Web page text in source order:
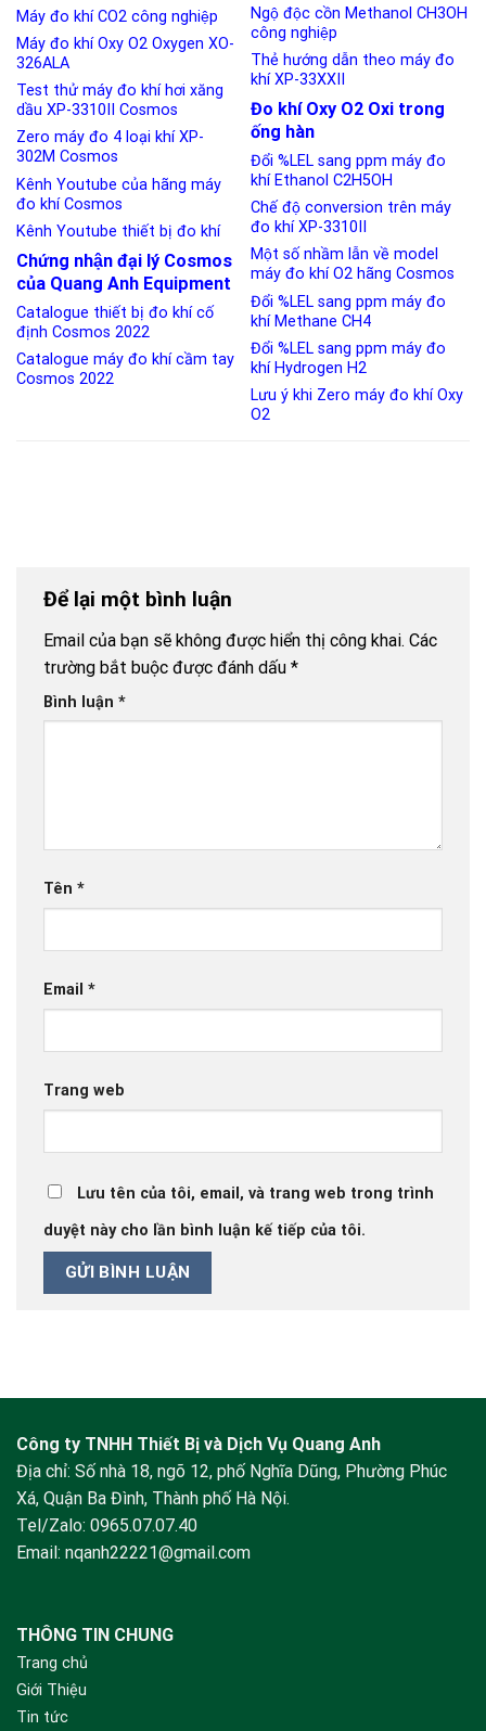
Máy đo khí CO2 công nghiệp
Máy đo khí Oxy O2 Oxygen XO-
326ALA
Test thử máy đo khí hơi xăng
dầu XP-3310II Cosmos
Zero máy đo 4 loại khí XP-
302M Cosmos
Kênh Youtube của hãng máy
đo khí Cosmos
Kênh Youtube thiết bị đo khí
Chứng nhận đại lý Cosmos
của Quang Anh Equipment
Catalogue thiết bị đo khí cố
định Cosmos 2022
Catalogue máy đo khí cầm tay
Cosmos 2022
Ngộ độc cồn Methanol CH3OH
công nghiệp
Thẻ hướng dẫn theo máy đo
khí XP-33XXII
Đo khí Oxy O2 Oxi trong
ống hàn
Đổi %LEL sang ppm máy đo
khí Ethanol C2H5OH
Chế độ conversion trên máy
đo khí XP-3310II
Một số nhầm lẫn về model
máy đo khí O2 hãng Cosmos
Đổi %LEL sang ppm máy đo
khí Methane CH4
Đổi %LEL sang ppm máy đo
khí Hydrogen H2
Lưu ý khi Zero máy đo khí Oxy
O2
Để lại một bình luận
Email của bạn sẽ không được hiển thị công khai. Các
trường bắt buộc được đánh dấu *
Bình luận *
Tên *
Email *
Trang web
Lưu tên của tôi, email, và trang web trong trình
duyệt này cho lần bình luận kế tiếp của tôi.
Công ty TNHH Thiết Bị và Dịch Vụ Quang Anh
Địa chỉ: Số nhà 18, ngõ 12, phố Nghĩa Dũng, Phường Phúc
Xá, Quận Ba Đình, Thành phố Hà Nội.
Tel/Zalo: 0965.07.07.40
Email: nqanh22221@gmail.com
THÔNG TIN CHUNG
Trang chủ
Giới Thiệu
Tin tức